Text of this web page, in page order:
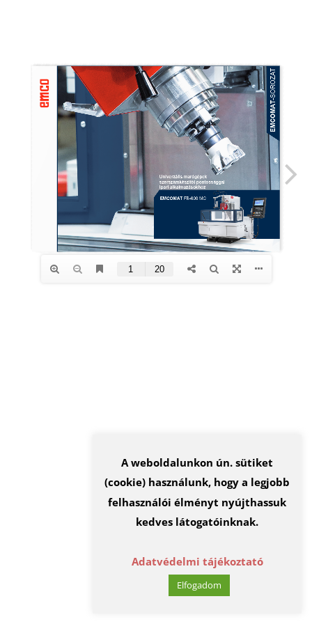
A weboldalunkon ún. sütiket
(cookie) használunk, hogy a legjobb
felhasználói élményt nyújthassuk
kedves látogatóinknak.
Adatvédelmi tájékoztató
Elfogadom